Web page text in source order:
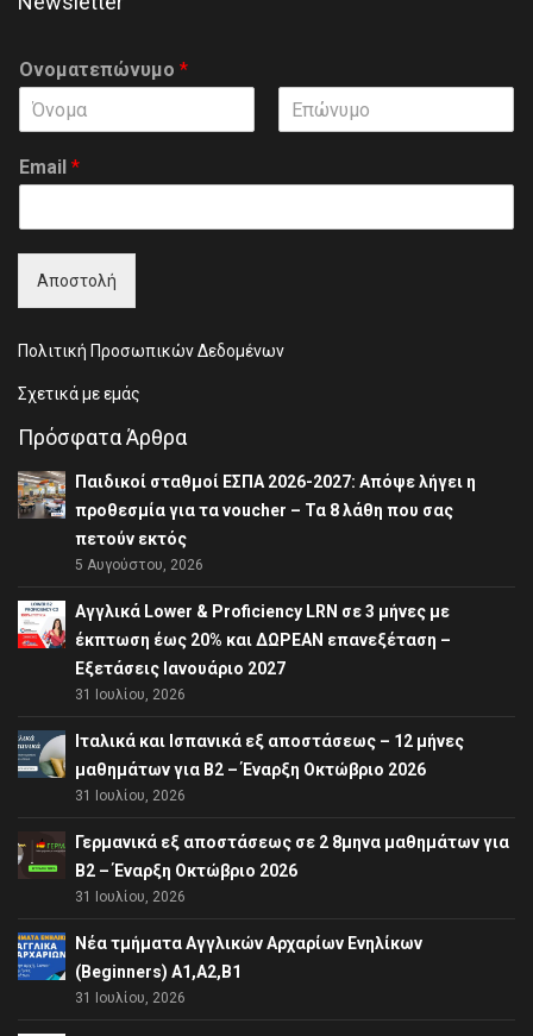
Ονοματεπώνυμο *
i
rEmail *
Αποστολή
Πολιτική Προσωπικών Δεδομένων
Σχετικά με εμάς
Πρόσφατα Άρθρα
Παιδικοί σταθμοί ΕΣΠΑ 2026-2027: Απόψε λήγει η
προθεσμία για τα voucher – Τα 8 λάθη που σας
πετούν εκτός
5 Αυγούστου, 2026
Αγγλικά Lower & Proficiency LRN σε 3 μήνες με
έκπτωση έως 20% και ΔΩΡΕΑΝ επανεξέταση –
Εξετάσεις Ιανουάριο 2027
31 Ιουλίου, 2026
Ιταλικά και Ισπανικά εξ αποστάσεως – 12 μήνες
μαθημάτων για B2 – Έναρξη Οκτώβριο 2026
31 Ιουλίου, 2026
Γερμανικά εξ αποστάσεως σε 2 8μηνα μαθημάτων για
Β2 – Έναρξη Οκτώβριο 2026
31 Ιουλίου, 2026
Νέα τμήματα Αγγλικών Αρχαρίων Ενηλίκων
(Beginners) A1,A2,B1
31 Ιουλίου, 2026